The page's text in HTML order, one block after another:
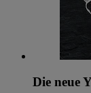
Die neue